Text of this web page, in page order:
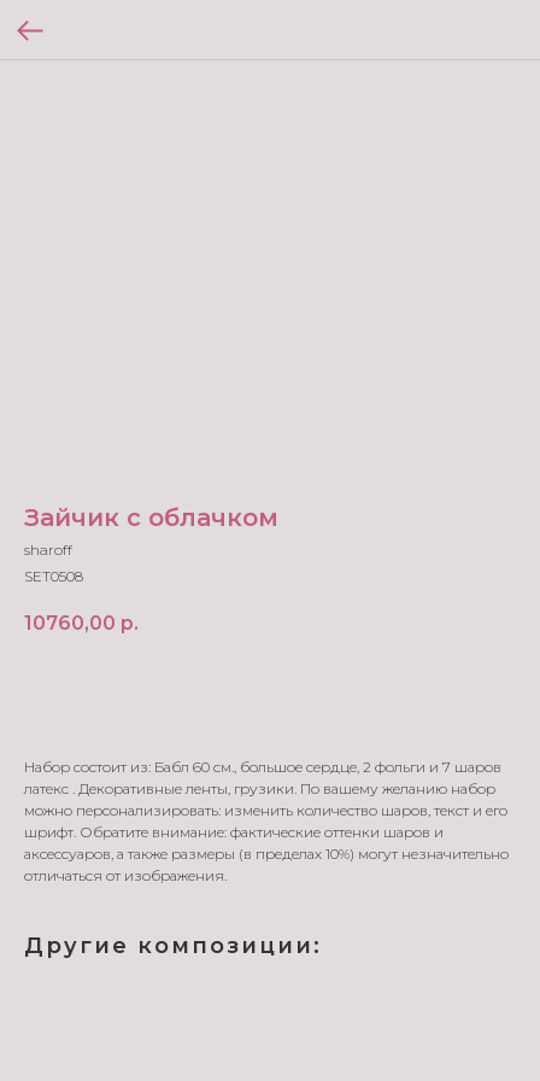
Зайчик с облачком
sharoff
SET0508
10760,00 р.
Набор состоит из: Бабл 60 см., большое сердце, 2 фольги и 7 шаров
латекс . Декоративные ленты, грузики. По вашему желанию набор
можно персонализировать: изменить количество шаров, текст и его
шрифт. Обратите внимание: фактические оттенки шаров и
аксессуаров, а также размеры (в пределах 10%) могут незначительно
отличаться от изображения.
Другие композиции: